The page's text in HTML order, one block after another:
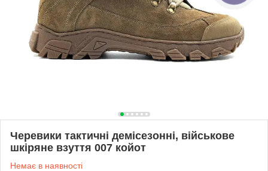
Черевики тактичні демісезонні, військове
шкіряне взуття 007 койот
Немає в наявності